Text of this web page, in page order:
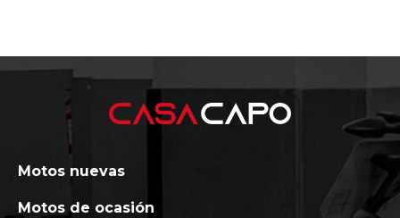
Motos nuevas
Motos de ocasión